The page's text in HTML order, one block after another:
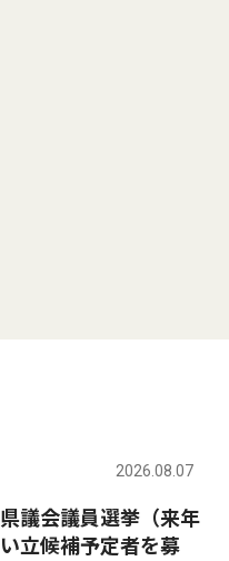
2026.08.07
議会議員選挙（来年
立候補予定者を募